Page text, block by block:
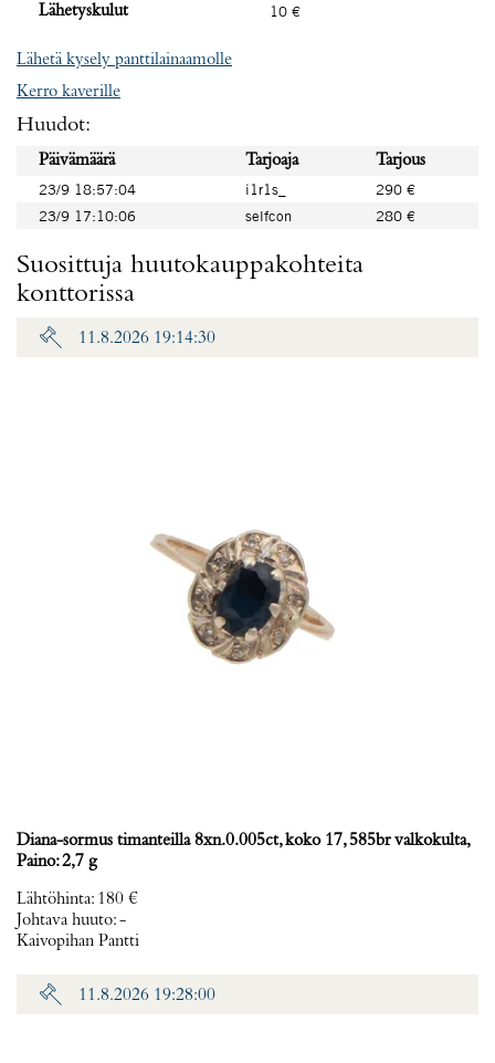
Lähetyskulut
10 €
Lähetä kysely panttilainaamolle
Kerro kaverille
Huudot:
Päivämäärä Tarjoaja
Tarjous
23/9 18:57:04
i1r1s_
290 €
23/9 17:10:06
selfcon 280 €
Suosittuja huutokauppakohteita
konttorissa
11.8.2026 19:14:30
Diana-sormus timanteilla 8xn.0.005ct, koko 17, 585br valkokulta,
Paino: 2,7 g
Lähtöhinta: 180 €
Johtava huuto:-
Kaivopihan Pantti
11.8.2026 19:28:00